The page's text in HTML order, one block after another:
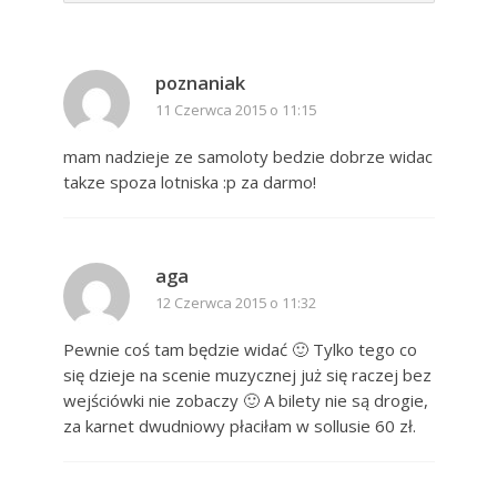
poznaniak
11 Czerwca 2015 o 11:15
mam nadzieje ze samoloty bedzie dobrze widac
takze spoza lotniska :p za darmo!
aga
12 Czerwca 2015 o 11:32
Pewnie coś tam będzie widać 🙂 Tylko tego co
się dzieje na scenie muzycznej już się raczej bez
wejściówki nie zobaczy 🙂 A bilety nie są drogie,
za karnet dwudniowy płaciłam w sollusie 60 zł.